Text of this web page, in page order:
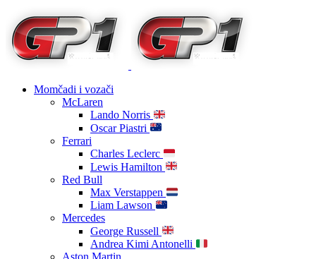
Momčadi i vozači
McLaren
Lando Norris
Oscar Piastri
Ferrari
Charles Leclerc
Lewis Hamilton
Red Bull
Max Verstappen
Liam Lawson
Mercedes
George Russell
Andrea Kimi Antonelli